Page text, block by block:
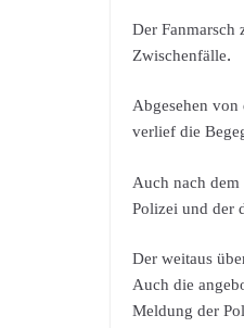
Der
Zwischenfälle.
Abgesehen
verlief die
Auch nach
Polizei und der
Der weitaus
Auch die
Meldung der